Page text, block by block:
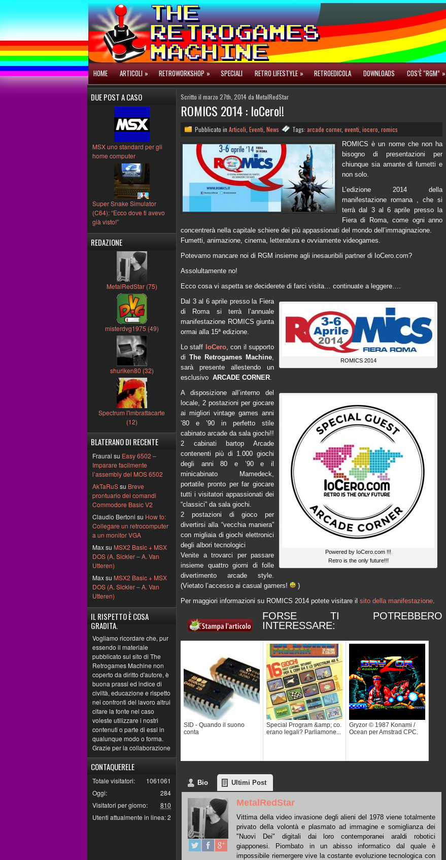
HOME ARTICOLI » RETROWORKSHOP » SPECIALI RETRO LIFESTYLE » RETROEDICOLA DOWNLOADS COS’È “RGM” »
DUE POST A CASO
MSX uno standard per gli
home computer
Super Snake Simulator
(C64): “Ecco dove ti avevo
già visto!”
REDAZIONE
MetalRedStar (75)
misterdvg1975 (49)
shuriken80 (32)
Spectrum l'imbrattacarte
(12)
BLATERANO DI RECENTE
Fraural su Easy 6502 –
Imparare facilmente
l’assembly del MOS 6502
AkTaRuSsu Breve
prontuario dei comandi
Commodore Basic V2
Claudio Bertoni su How to:
Collegare un retrocomputer
a un monitor VGA
Max su MSX2 Basic + MSX
DOS (A. Sickler – A. Van
Utteren)
Max su MSX2 Basic + MSX
DOS (A. Sickler – A. Van
Utteren)
IL RISPETTO È COSA
GRADITA.
Vogliamo ricordare che, pur
essendo il materiale
pubblicato sul sito di The
Retrogames Machine non
coperto da diritto d'autore, è
buona prassi ed indice di
civiltà, educazione e rispetto
nei confronti del lavoro altrui
citare la fonte nel caso
voleste utilizzare i nostri
contenuti o parte di essi in
qualunque modo o forma.
Grazie per la collaborazione
CONTAQUERELE
1061061
Totale visitatori:
284
Oggi:
810
Visitatori per giorno:
2
Utenti attualmente in linea:
Scritto il marzo 27th, 2014 da MetalRedStar
ROMICS 2014 : IoCero!!
Pubblicato in Articoli Eventi News Tags: arcade corner, eventi iocero romics
ROMICS è un nome che non ha
bisogno di presentazioni per
chiunque sia amante di fumetti e
non solo.
L’edizione 2014 della
manifestazione romana , che si
terrà dal 3 al 6 aprile presso la
Fiera di Roma, come ogni anno
concentrerà nella capitale schiere dei più appassionati del mondo dell’immaginazione.
Fumetti, animazione, cinema, letteratura e ovviamente videogames.
Potevamo mancare noi di RGM insieme agli inesauribili partner di IoCero.com?
Assolultamente no!
Ecco cosa vi aspetta se deciderete di farci visita… continuate a leggere….
ROMICS 2014
Dal 3 al 6 aprile presso la Fiera
di Roma si terrà l’annuale
manifestazione ROMICS giunta
ormai alla 15ª edizione.
Lo staff IoCero, con il supporto
di The Retrogames Machine,
sarà presente allestendo un
esclusivo ARCADE CORNER.
Powered by IoCero.com !!!
Retro is the only future!!!
A disposizione all’interno del
locale, 2 postazioni per giocare
ai migliori vintage games anni
’80 e ’90 in perfetto stile
cabinato arcade da sala giochi!!
2 cabinati bartop Arcade
contenenti più di 1.000 giochi
degli anni 80 e ’90 e il
minicabinato Mamedeck,
portatile pronto per far giocare
tutti i visitatori appassionati dei
“classici” da sala giochi.
2 postazioni di gioco per
divertirsi alla “vecchia maniera”
con migliaia di giochi elettronici
degli albori tecnologici
Venite a trovarci per passare
insieme quattro giorni di folle
divertimento arcade style.
(Vietato l’accesso ai casual gamers!
)
Per maggiori informazioni su ROMICS 2014 potete visitare il sito della manifestazione.
FORSE TI POTREBBERO
INTERESSARE:
SID - Quando il suono
conta
Special Program &amp; co.
erano legali? Parliamone...
Gryzor © 1987 Konami /
Ocean per Amstrad CPC.
Bio Ultimi Post
MetalRedStar
Vittima della video invasione degli alieni del 1978 viene totalmente
privato della volontà e plasmato ad immagine e somiglianza dei
"Nuovi Dei" digitali dai loro contemporanei araldi robotici
giapponesi. Piombato in un abisso informatico dal quale è
impossibile riemergere vive la costante evoluzione tecnologica con